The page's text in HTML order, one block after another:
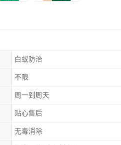
白蚁防治
不限
周一到周天
贴心售后
无毒消除